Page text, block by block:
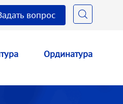
вопрос
Ординатура